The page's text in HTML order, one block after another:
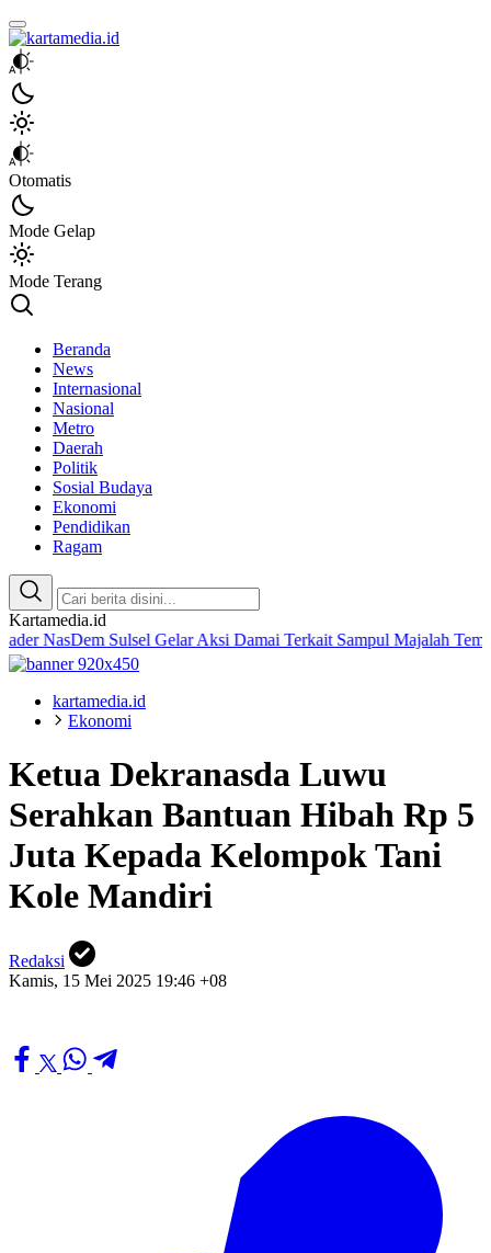
kartamedia.id
Jujur Mengabari
Otomatis
Mode Gelap
Mode Terang
Beranda
News
Internasional
Nasional
Metro
Daerah
Politik
Sosial Budaya
Ekonomi
Pendidikan
Ragam
Kartamedia.id
Sulsel Gelar Aksi Damai Terkait Sampul Majalah Tempo
kartamedia.id
Ekonomi
Ketua Dekranasda Luwu
Serahkan Bantuan Hibah Rp 5
Juta Kepada Kelompok Tani
Kole Mandiri
Redaksi
Kamis, 15 Mei 2025 19:46 +08